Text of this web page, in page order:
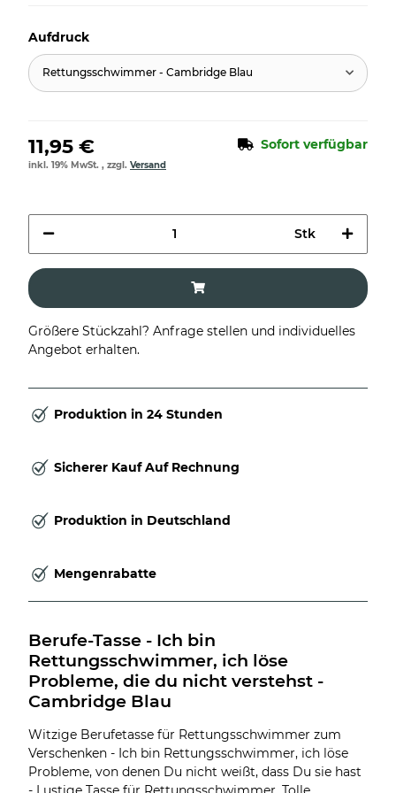
Aufdruck
Rettungsschwimmer - Cambridge Blau
11,95 € Sofort verfügbar
inkl. 19% MwSt. , zzgl. Versand
Stk
Größere Stückzahl? Anfrage stellen und individuelles
Angebot erhalten.
Produktion in 24 Stunden
Sicherer Kauf Auf Rechnung
Produktion in Deutschland
Mengenrabatte
Berufe-Tasse - Ich bin
Rettungsschwimmer, ich löse
Probleme, die du nicht verstehst -
Cambridge Blau
Witzige Berufetasse für Rettungsschwimmer zum
Verschenken - Ich bin Rettungsschwimmer, ich löse
Probleme, von denen Du nicht weißt, dass Du sie hast